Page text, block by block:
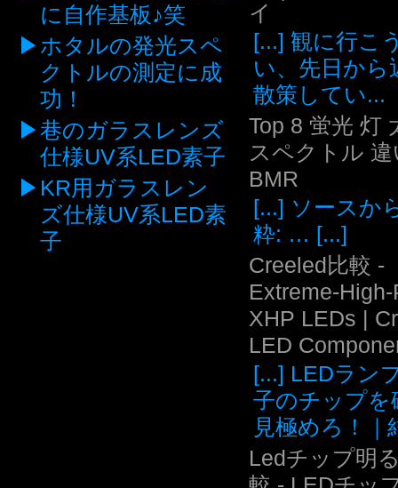
に自作基板♪笑
ホタルの発光スペ
クトルの測定に成
功！
巷のガラスレンズ
仕様UV系LED素子
KR用ガラスレン
ズ仕様UV系LED素
子
イ
[...] 観に行こ
い、先日から
散策してい...
Top 8 蛍光 灯
スペクトル 違
BMR
[...] ソースか
粋: … [...]
Creeled比較 -
Extreme-
XHP LEDs |
LED
[...] LEDラン
子のチップを
見極めろ！｜
Ledチップ明